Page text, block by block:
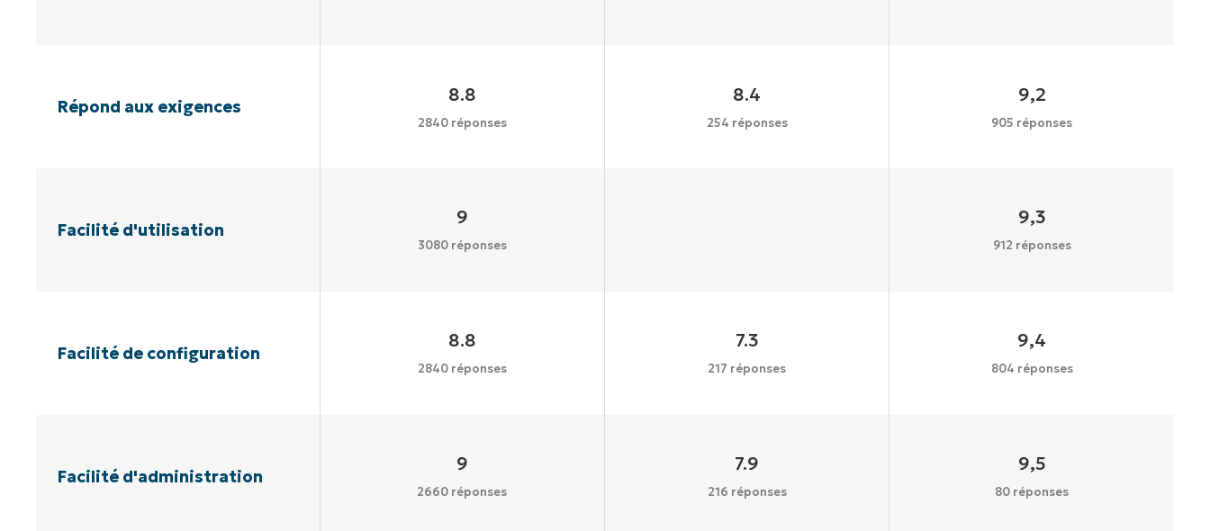
Répond aux exigences
8.8
2840 réponses
8.4
254 réponses
9,2
905 réponses
Facilité d'utilisation
9
3080 réponses
9,3
912 réponses
Facilité de configuration
8.8
2840 réponses
7.3
217 réponses
9,4
804 réponses
Facilité d'administration
9
2660 réponses
7.9
216 réponses
9,5
80 réponses